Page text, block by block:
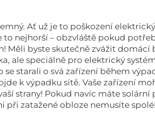
Ať už je to poškození
nejhorší – obzvláště pokud
byste skutečně zvážit domácí
ale speciálně pro elektrický
starali o svá zařízení během
k výpadku sítě. Vaše zařízení
strany! Pokud navíc máte
zatažené obloze nemusíte